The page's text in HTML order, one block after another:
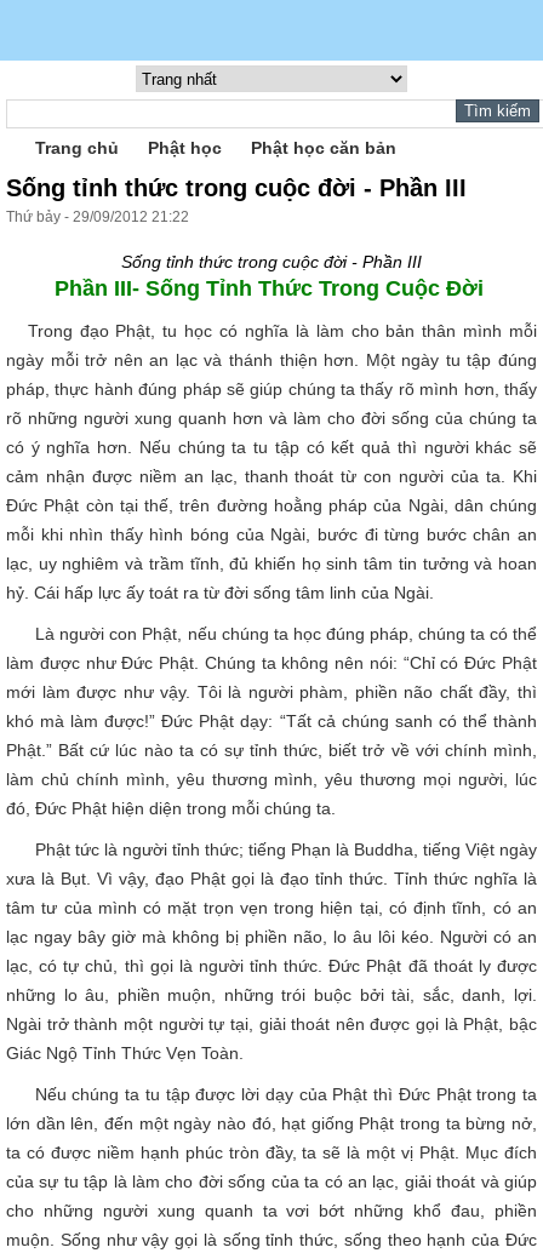
Trang chủ Phật học Phật học căn bản
Sống tỉnh thức trong cuộc đời - Phần III
Thứ bảy - 29/09/2012 21:22
Sống tỉnh thức trong cuộc đời - Phần III
Phần III- Sống Tỉnh Thức Trong Cuộc Đời
Trong đạo Phật, tu học có nghĩa là làm cho bản thân mình mỗi
ngày mỗi trở nên an lạc và thánh thiện hơn. Một ngày tu tập đúng
pháp, thực hành đúng pháp sẽ giúp chúng ta thấy rõ mình hơn, thấy
rõ những người xung quanh hơn và làm cho đời sống của chúng ta
có ý nghĩa hơn. Nếu chúng ta tu tập có kết quả thì người khác sẽ
cảm nhận được niềm an lạc, thanh thoát từ con người của ta. Khi
Đức Phật còn tại thế, trên đường hoằng pháp của Ngài, dân chúng
mỗi khi nhìn thấy hình bóng của Ngài, bước đi từng bước chân an
lạc, uy nghiêm và trầm tĩnh, đủ khiến họ sinh tâm tin tưởng và hoan
hỷ. Cái hấp lực ấy toát ra từ đời sống tâm linh của Ngài.
Là người con Phật, nếu chúng ta học đúng pháp, chúng ta có thể
làm được như Đức Phật. Chúng ta không nên nói: “Chỉ có Đức Phật
mới làm được như vậy. Tôi là người phàm, phiền não chất đầy, thì
khó mà làm được!” Đức Phật dạy: “Tất cả chúng sanh có thể thành
Phật.” Bất cứ lúc nào ta có sự tỉnh thức, biết trở về với chính mình,
làm chủ chính mình, yêu thương mình, yêu thương mọi người, lúc
đó, Đức Phật hiện diện trong mỗi chúng ta.
Phật tức là người tỉnh thức; tiếng Phạn là Buddha, tiếng Việt ngày
xưa là Bụt. Vì vậy, đạo Phật gọi là đạo tỉnh thức. Tỉnh thức nghĩa là
tâm tư của mình có mặt trọn vẹn trong hiện tại, có định tĩnh, có an
lạc ngay bây giờ mà không bị phiền não, lo âu lôi kéo. Người có an
lạc, có tự chủ, thì gọi là người tỉnh thức. Đức Phật đã thoát ly được
những lo âu, phiền muộn, những trói buộc bởi tài, sắc, danh, lợi.
Ngài trở thành một người tự tại, giải thoát nên được gọi là Phật, bậc
Giác Ngộ Tỉnh Thức Vẹn Toàn.
Nếu chúng ta tu tập được lời dạy của Phật thì Đức Phật trong ta
lớn dần lên, đến một ngày nào đó, hạt giống Phật trong ta bừng nở,
ta có được niềm hạnh phúc tròn đầy, ta sẽ là một vị Phật. Mục đích
của sự tu tập là làm cho đời sống của ta có an lạc, giải thoát và giúp
cho những người xung quanh ta vơi bớt những khổ đau, phiền
muộn. Sống như vậy gọi là sống tỉnh thức, sống theo hạnh của Đức